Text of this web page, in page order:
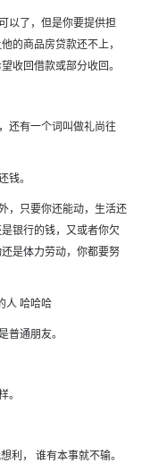
以了，但是你要提供担
的商品房贷款还不上，
收回借款或部分收回。
还有一个词叫做礼尚往
钱。
，只要你还能动，生活还
银行的钱，又或者你欠
是体力劳动，你都要努
人 哈哈哈
普通朋友。
。
利， 谁有本事就不输。